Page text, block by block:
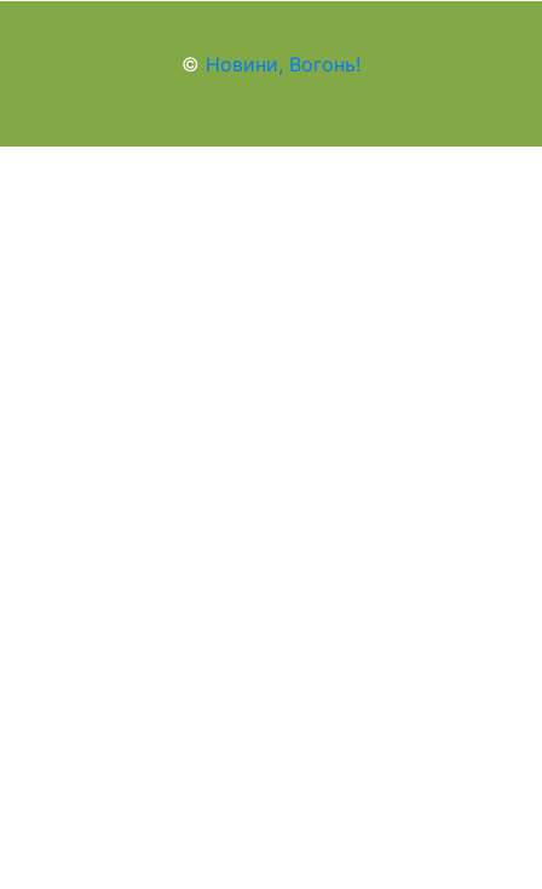
© Новини, Вогонь!